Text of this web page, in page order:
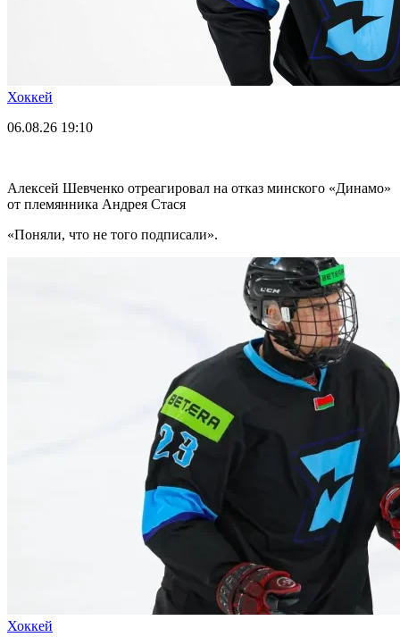
Хоккей
06.08.26 19:10
Алексей Шевченко отреагировал на отказ минского «Динамо»
от племянника Андрея Стася
«Поняли, что не того подписали».
Хоккей